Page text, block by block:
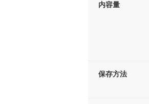
内容量
保存方法